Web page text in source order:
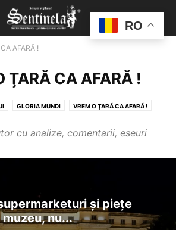
AFARĂ !
ŢARĂ CA AFARĂ !
GLORIA MUNDI VREM O ŢARĂ CA AFARĂ !
cu analize, comentarii, eseuri
și piețe
nu...
RO